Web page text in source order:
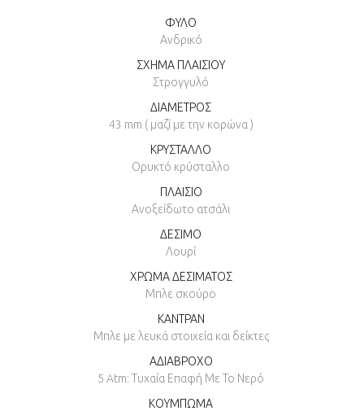
ΦΥΛΟ
Ανδρικό
ΣΧΗΜΑ ΠΛΑΙΣΙΟΥ
Στρογγυλό
ΔΙΑΜΕΤΡΟΣ
43 mm ( μαζί με την κορώνα )
ΚΡΥΣΤΑΛΛΟ
Ορυκτό κρύσταλλο
ΠΛΑΙΣΙΟ
Ανοξείδωτο ατσάλι
ΔΕΣΙΜΟ
Λουρί
ΧΡΩΜΑ ΔΕΣΙΜΑΤΟΣ
Μπλε σκούρο
ΚΑΝΤΡΑΝ
Μπλε με λευκά στοιχεία και δείκτες
ΑΔΙΑΒΡΟΧΟ
5 Atm: Τυχαία Επαφή Με Το Νερό
ΚΟΥΜΠΩΜΑ